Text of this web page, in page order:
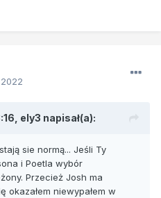
ely3 napisał(a):
sie normą... Jeśli Ty
i Poetla wybór
Przecież Josh ma
okazałem niewypałem w